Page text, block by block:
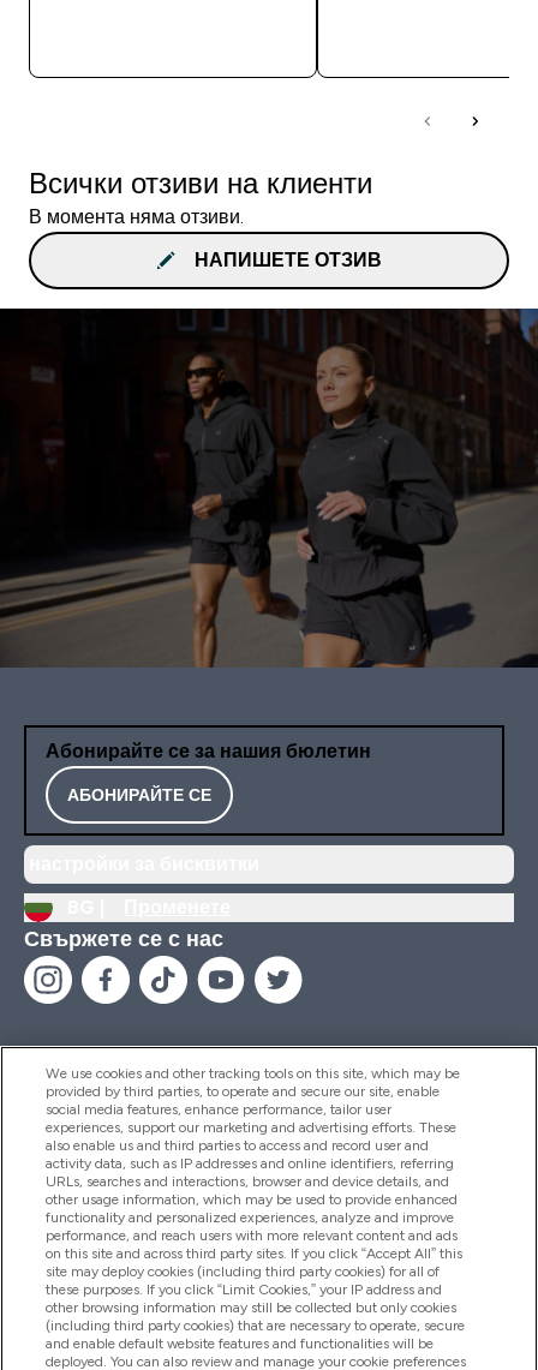
Всички отзиви на клиенти
В момента няма отзиви.
НАПИШЕТЕ ОТЗИВ
Абонирайте се за нашия бюлетин
АБОНИРАЙТЕ СЕ
Свържете се с нас
Помощ И Информация
Продукти
Информация За Компанията
Лоялност И Награди
We use cookies and other tracking tools on this site, which may be
provided by third parties, to operate and secure our site, enable
social media features, enhance performance, tailor user
experiences, support our marketing and advertising efforts. These
also enable us and third parties to access and record user and
activity data, such as IP addresses and online identifiers, referring
URLs, searches and interactions, browser and device details, and
other usage information, which may be used to provide enhanced
functionality and personalized experiences, analyze and improve
performance, and reach users with more relevant content and ads
on this site and across third party sites. If you click “Accept All” this
site may deploy cookies (including third party cookies) for all of
these purposes. If you click “Limit Cookies,” your IP address and
other browsing information may still be collected but only cookies
(including third party cookies) that are necessary to operate, secure
and enable default website features and functionalities will be
deployed. You can also review and manage your cookie preferences